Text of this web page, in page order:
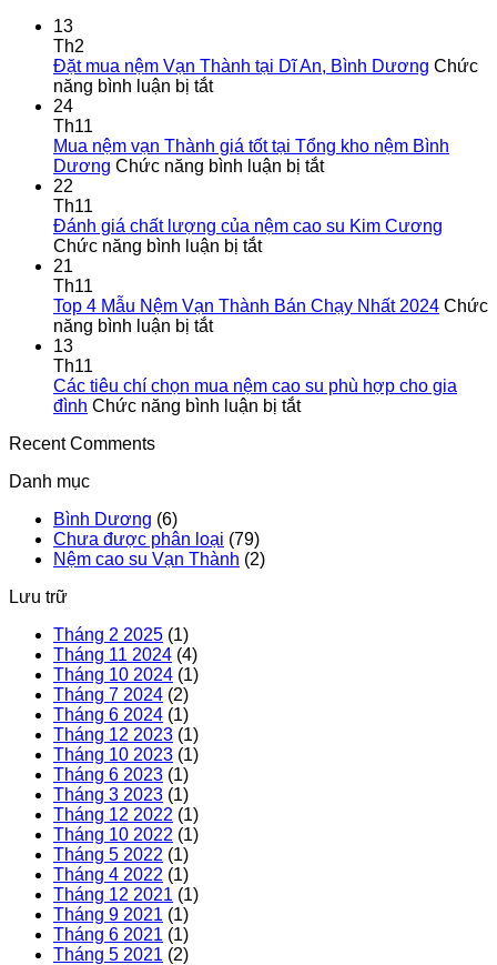
13
Th2
Đặt mua nệm Vạn Thành tại Dĩ An, Bình Dương Chức
năng bình luận bị tắtở
nệm
Vạn
Dĩ
An,
24
Th11
Mua nệm vạn Thành giá tốt tại Tổng kho nệm Bình
Dương Chức năng bình luận bị tắtở
vạn
tại
Bình
22
Th11
Đánh giá chất lượng của nệm cao su Kim Cương
Chức năng bình luận bị tắtở
chất
cao
su
21
Th11
Top 4 Mẫu Nệm Vạn Thành Bán Chạy Nhất 2024 Chức
năng bình luận bị tắtở
Mẫu
Nệm
13
Th11
Các tiêu chí chọn mua nệm cao su phù hợp cho gia
đình Chức năng bình luận bị tắtở
Recent Comments
Danh mục
Bình Dương (6)
Chưa được phân loại (79)
Nệm cao su Vạn Thành (2)
Lưu trữ
Tháng 2 2025 (1)
Tháng 11 2024 (4)
Tháng 10 2024 (1)
Tháng 7 2024 (2)
Tháng 6 2024 (1)
Tháng 12 2023 (1)
Tháng 10 2023 (1)
Tháng 6 2023 (1)
Tháng 3 2023 (1)
Tháng 12 2022 (1)
Tháng 10 2022 (1)
Tháng 5 2022 (1)
Tháng 4 2022 (1)
Tháng 12 2021 (1)
Tháng 9 2021 (1)
Tháng 6 2021 (1)
Tháng 5 2021 (2)